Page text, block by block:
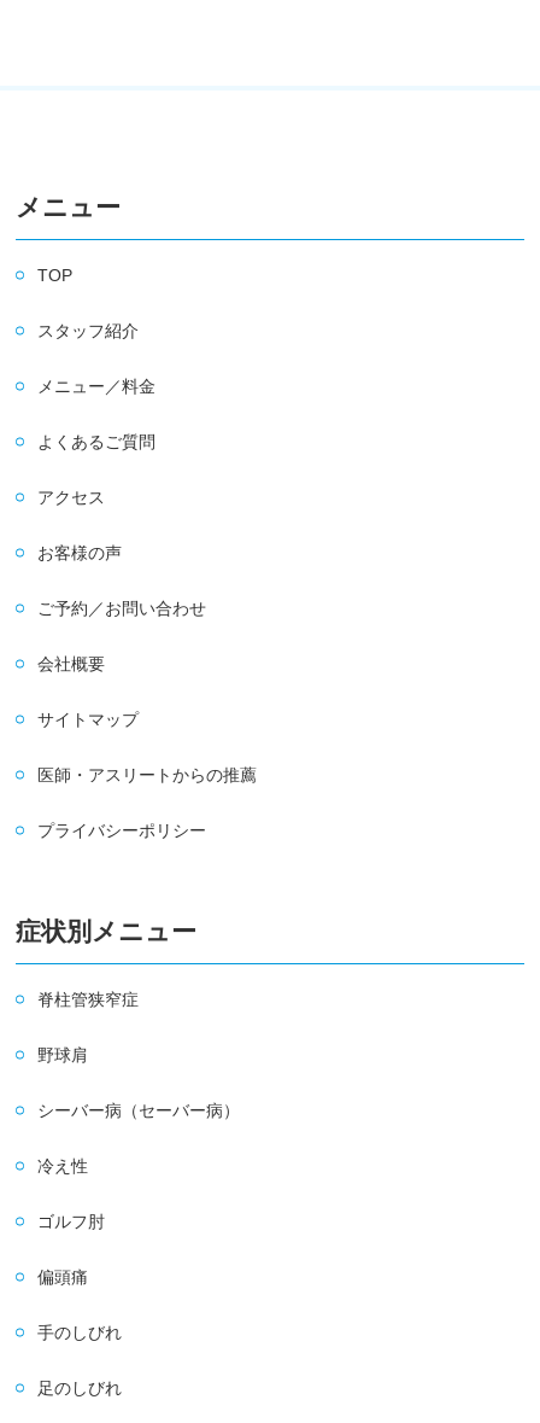
メニュー
TOP
スタッフ紹介
メニュー／料金
よくあるご質問
アクセス
お客様の声
ご予約／お問い合わせ
会社概要
サイトマップ
医師・アスリートからの推薦
プライバシーポリシー
症状別メニュー
脊柱管狭窄症
野球肩
シーバー病（セーバー病）
冷え性
ゴルフ肘
偏頭痛
手のしびれ
足のしびれ